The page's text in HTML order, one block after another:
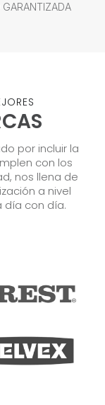
por incluir la
con los
nos llena de
a nivel
día con día.